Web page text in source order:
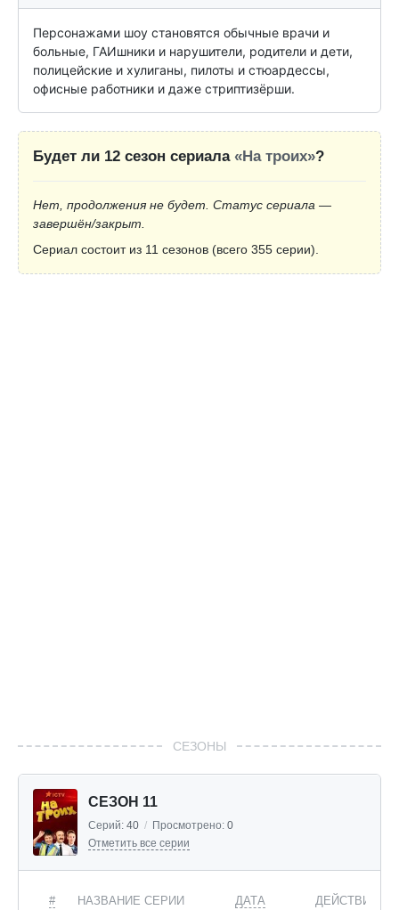
Персонажами шоу становятся обычные врачи и
больные, ГАИшники и нарушители, родители и дети,
полицейские и хулиганы, пилоты и стюардессы,
офисные работники и даже стриптизёрши.
Будет ли 12 сезон сериала «На троих»?
Нет, продолжения не будет. Статус сериала —
завершён/закрыт.
Сериал состоит из 11 сезонов (всего 355 серии).
СЕЗОНЫ
СЕЗОН 11
Серий: 40 / Просмотрено: 0
Отметить все серии
# НАЗВАНИЕ СЕРИИ ДАТА ДЕЙСТВИЯ